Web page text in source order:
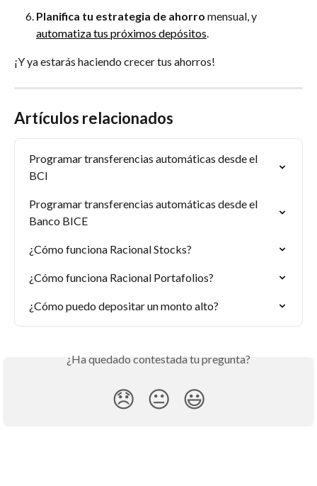
Planifica tu estrategia de ahorro mensual, y
automatiza tus próximos depósitos
¡Y ya estarás haciendo crecer tus ahorros!
Artículos relacionados
Programar transferencias automáticas desde el
BCI
Programar transferencias automáticas desde el
Banco BICE
¿Cómo funciona Racional Stocks?
¿Cómo funciona Racional Portafolios?
¿Cómo puedo depositar un monto alto?
¿Ha quedado contestada tu pregunta?
😞 😐 😃